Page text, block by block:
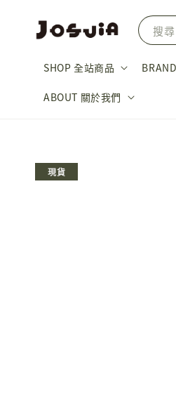
搜尋
SHOP 全站商品
ABOUT 關於我們
現貨